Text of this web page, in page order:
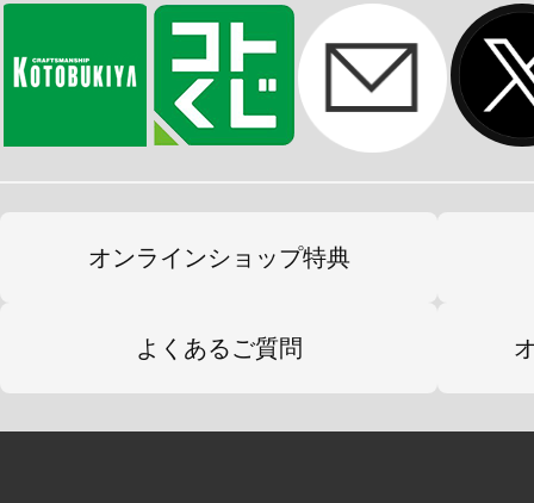
※画像は開発中のイメージです。実
オンラインショップ特典
よくあるご質問